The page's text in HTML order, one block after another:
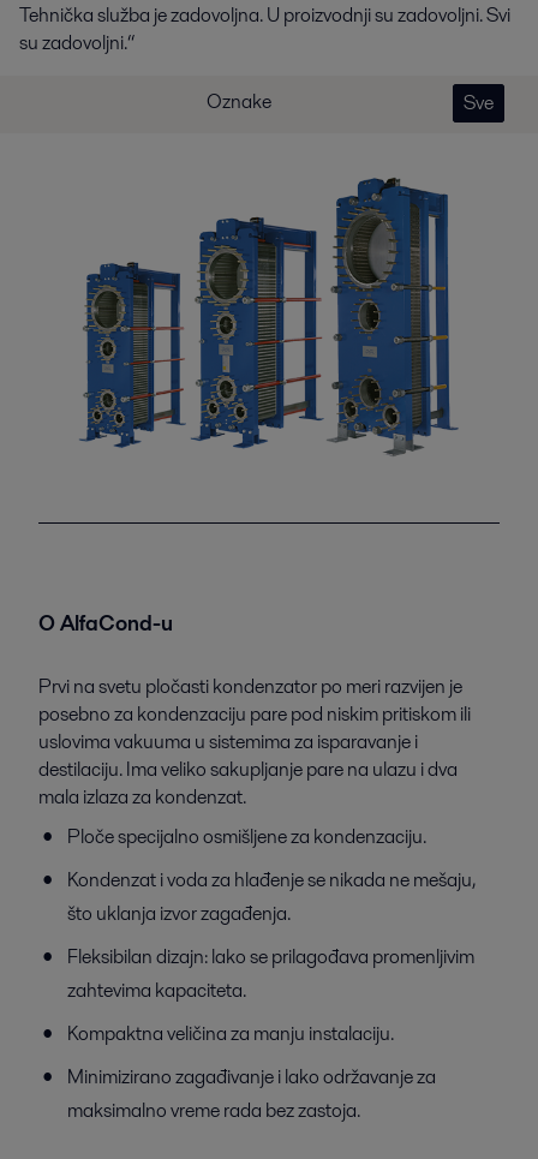
Tehnička služba je zadovoljna. U proizvodnji su zadovoljni. Svi
su zadovoljni.“
Oznake Sve
O AlfaCond-u
Prvi na svetu pločasti kondenzator po meri razvijen je
posebno za kondenzaciju pare pod niskim pritiskom ili
uslovima vakuuma u ​​sistemima za isparavanje i
destilaciju. Ima veliko sakupljanje pare na ulazu i dva
mala izlaza za kondenzat.
Ploče specijalno osmišljene za kondenzaciju.
Kondenzat i voda za hlađenje se nikada ne mešaju,
što uklanja izvor zagađenja.
Fleksibilan dizajn: lako se prilagođava promenljivim
zahtevima kapaciteta.
Kompaktna veličina za manju instalaciju.
Minimizirano zagađivanje i lako održavanje za
maksimalno vreme rada bez zastoja.